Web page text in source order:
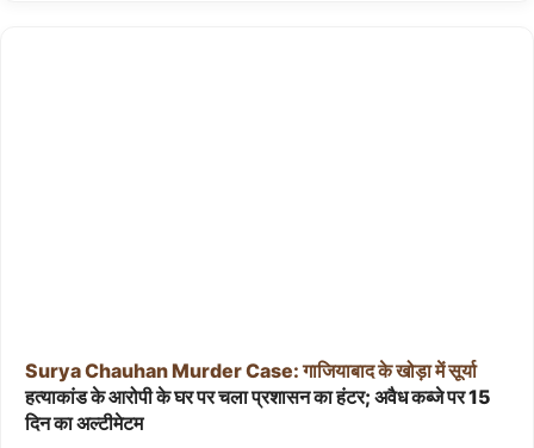
SuryaChauhanMurderCase: गाजियाबादकेखोड़ामेंसूर्या
हत्याकांड के आरोपी के घर पर चला प्रशासन का हंटर; अवैध कब्जे पर 15
दिन का अल्टीमेटम